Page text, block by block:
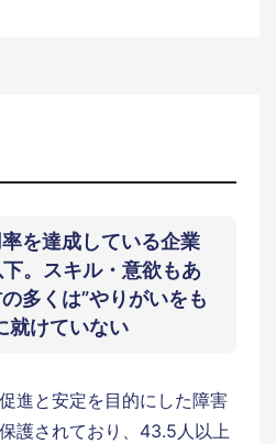
を達成している企業
。スキル・意欲もあ
多くは”やりがいをも
就けていない
進と安定を目的にした障害
護されており、43.5人以上